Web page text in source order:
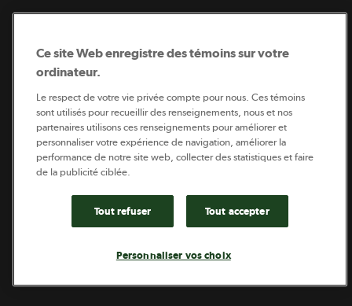
Coopérateur est publié par Sollio Groupe Coopératif.
Il est l’outil d’information de la coopération agricole
québécoise.
Ce site Web enregistre des témoins sur votre
ordinateur.
Le respect de votre vie privée compte pour nous. Ces témoins
sont utilisés pour recueillir des renseignements, nous et nos
partenaires utilisons ces renseignements pour améliorer et
personnaliser votre expérience de navigation, améliorer la
performance de notre site web, collecter des statistiques et faire
de la publicité ciblée.
Tout refuser Tout accepter
Personnaliser vos choix